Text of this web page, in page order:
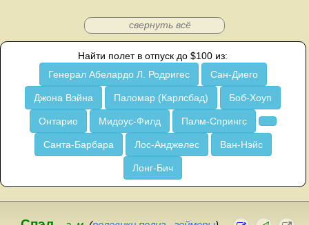
свернуть всё
Найти полет в отпуск до $100 из:
Генерал Абелардо Л. Родригес
Сан-Диего
Джона Вэйна Паломар (Карлсбад) Боб-Хоуп
Онтарио Мидоус-Филд Палм-Спрингс
Санта-Барбара Лос-Анджелес Ван-Нэйс
Лонг-Бич